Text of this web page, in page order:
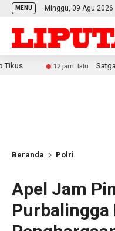
MENU Minggu, 09 Agu 2026
12 jam lalu Satgas Yonif 2
Beranda Polri
Apel Jam
Purbalingga